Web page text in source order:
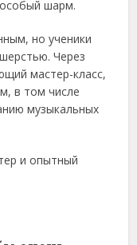
шарм.
но ученики
Через
мастер-класс,
в том числе
музыкальных
и опытный